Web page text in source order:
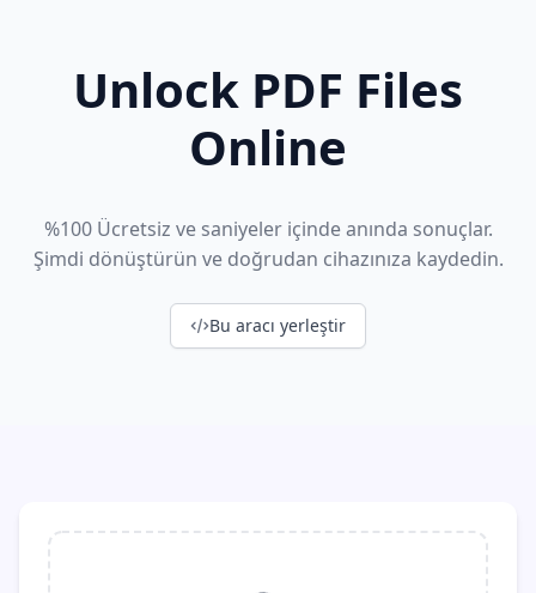
Unlock PDF Files
Online
%100 Ücretsiz ve saniyeler içinde anında sonuçlar.
Şimdi dönüştürün ve doğrudan cihazınıza kaydedin.
Bu aracı yerleştir